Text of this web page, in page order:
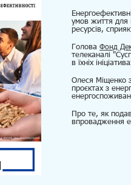
умов життя для
ресурсів,
Голова Фонд
телеканалі
в їхніх
Олеся Міщенко
проєктах з
Про те, як
впровадження